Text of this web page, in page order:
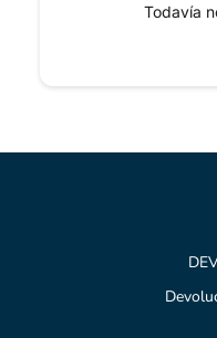
Todavía